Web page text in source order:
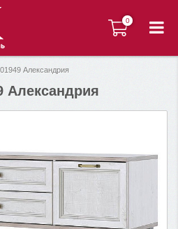
0
0
Александрия
Александрия